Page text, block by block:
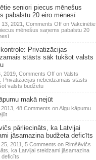
seniori piecus mēnešus
pabalstu 20 eiro mēnesī
2021, Comments Offon Vakcinētie
mēnešus saņems pabalstu 20
Privatizācijas
stāsts sāk tukšot valsts
2019, Comments Offon Valsts
Privatizācijas nebeidzamais stāsts
valsts budžetu
makā nejūt
48 Comments on Algu kāpumu
pārliecināts, ka Latvijai
jāsamazina budžeta deficīts
2011, 5 Comments on Rimšēvičs
ka Latvijai steidzami jāsamazina
deficīts